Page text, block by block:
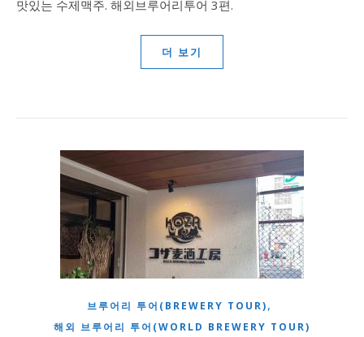
맛있는 수제맥주. 해외브루어리투어 3편.
더 보기
브루어리 투어(BREWERY TOUR),
해외 브루어리 투어(WORLD BREWERY TOUR)